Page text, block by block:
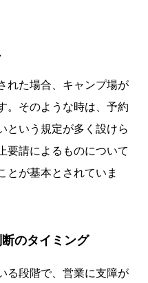
れた場合、キャンプ場が
。そのような時は、予約
という規定が多く設けら
要請によるものについて
とが基本とされていま
のタイミング
る段階で、営業に支障が